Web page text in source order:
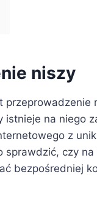
niszy
istnieje na niego
z
sprawdzić, czy
bezpośredniej